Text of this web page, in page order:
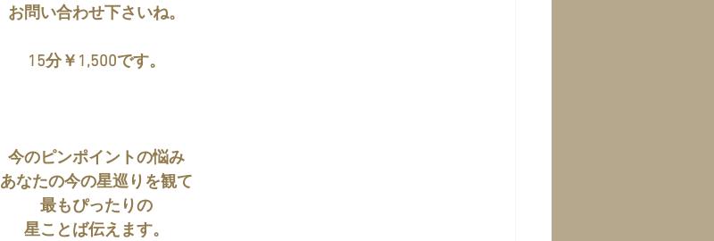
お問い合わせ下さいね。
15分￥1,500です。
今のピンポイントの悩み
あなたの今の星巡りを観て
最もぴったりの
星ことば伝えます。